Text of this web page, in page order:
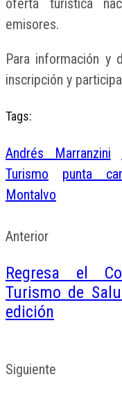
emisores.
Para información y
inscripción y
Tags:
Andrés Marranzini
Turismo
punta
Montalvo
Anterior
Regresa el
Turismo de
edición
Siguiente